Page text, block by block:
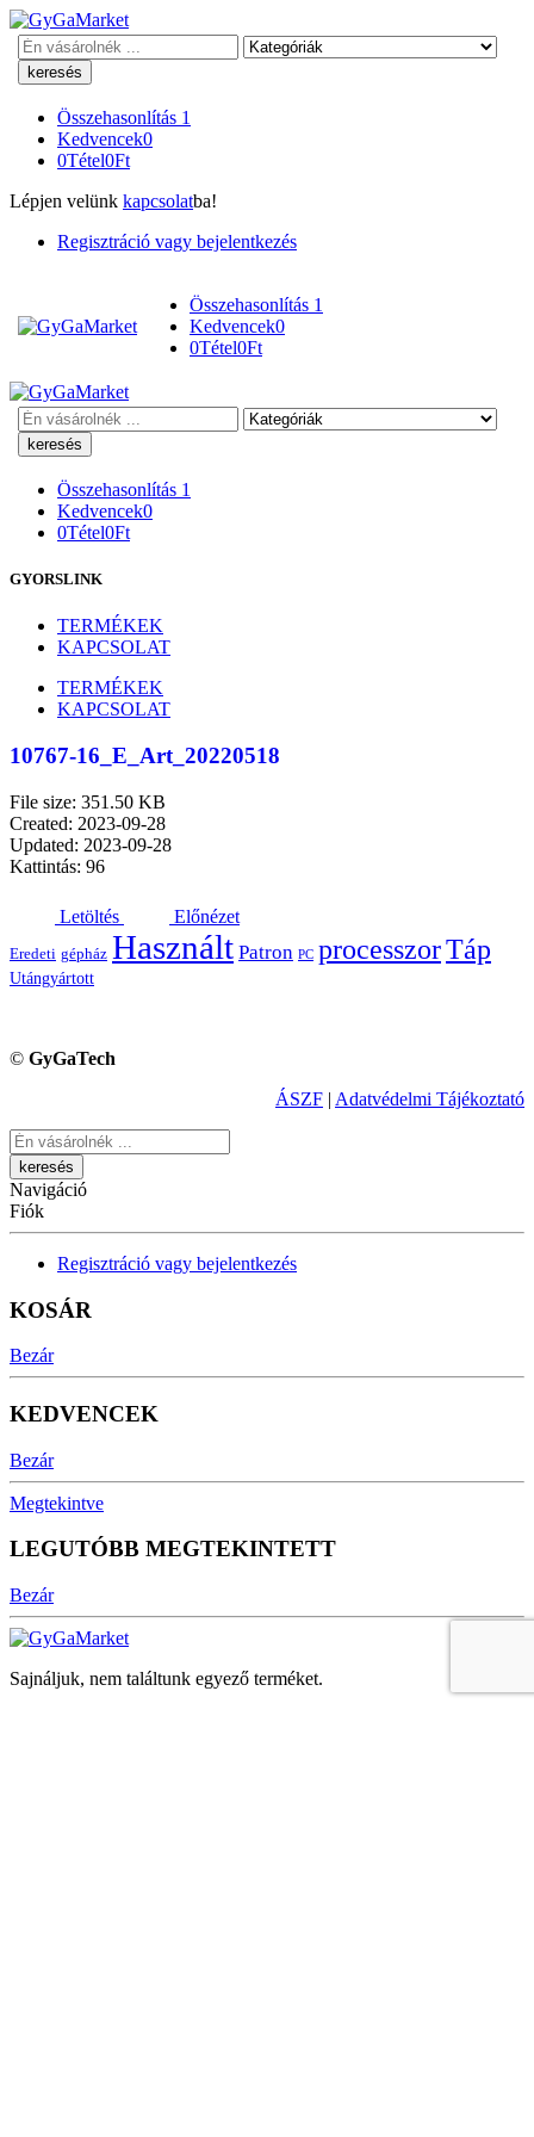
Keresés
Összehasonlítás 1
Kedvencek0
0Tétel0Ft
Lépjen velünk kapcsolatba!
Regisztráció vagy bejelentkezés
Összehasonlítás 1
Kedvencek0
0Tétel0Ft
Keresés
Összehasonlítás 1
Kedvencek0
0Tétel0Ft
GYORSLINK
TERMÉKEK
KAPCSOLAT
TERMÉKEK
KAPCSOLAT
10767-16_E_Art_20220518
File size: 351.50 KB
Created: 2023-09-28
Updated: 2023-09-28
Kattintás: 96
Letöltés Előnézet
Eredeti gépház Használt Patron PC processzorTáp
Utángyártott
© GyGaTech
ÁSZF | Adatvédelmi Tájékoztató
Keresés
Navigáció
Fiók
Regisztráció vagy bejelentkezés
KOSÁR
Bezár
KEDVENCEK
Bezár
Megtekintve
LEGUTÓBB MEGTEKINTETT
Bezár
Sajnáljuk, nem találtunk egyező terméket.